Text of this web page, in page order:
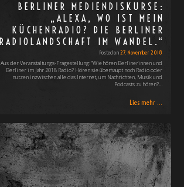
BERLINER MEDIENDISKURSE:
„ALEXA, WO IST MEIN
KÜCHENRADIO? DIE BERLINER
RADIOLANDSCHAFT IM WANDEL.“
Posted on27. November 2018
Aus der Veranstaltungs-Fragestellung: "Wie hören Berlinerinnen und
Berliner im Jahr 2018 Radio? Hören sie überhaupt noch Radio oder
nutzen inzwischen alle das Internet, um Nachrichten, Musik und
Podcasts zu hören?…
Lies mehr ...